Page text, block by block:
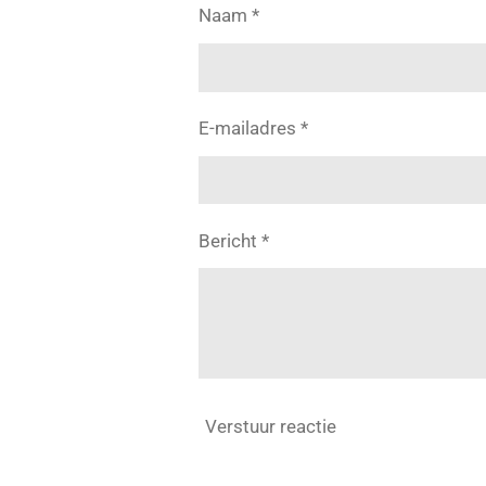
Naam *
E-mailadres *
Bericht *
Verstuur reactie